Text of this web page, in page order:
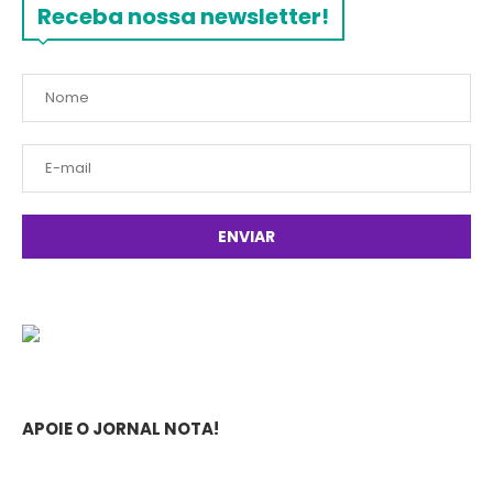
Receba nossa newsletter!
APOIE O JORNAL NOTA!